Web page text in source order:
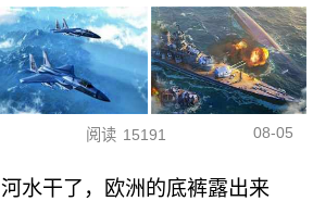
阅读 15191 08-05
河水干了，欧洲的底裤露出来